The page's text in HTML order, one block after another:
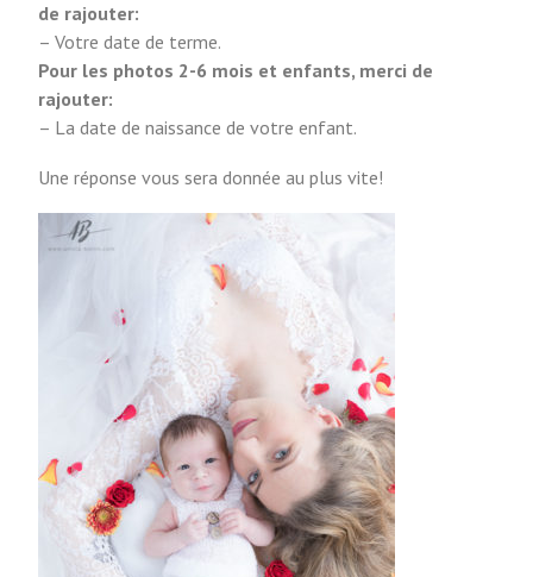
de rajouter:
– Votre date de terme.
Pour les photos 2-6 mois et enfants, merci de
rajouter:
– La date de naissance de votre enfant.
Une réponse vous sera donnée au plus vite!